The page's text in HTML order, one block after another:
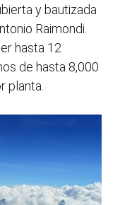
y bautizada
Raimondi.
hasta 12
de hasta 8,000
planta.